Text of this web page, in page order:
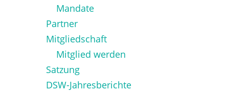
Mandate
Partner
Mitgliedschaft
Mitglied werden
Satzung
DSW-Jahresberichte